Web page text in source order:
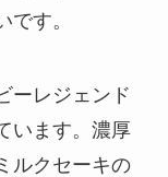
す。
ーレジェンド
います。濃厚
ルクセーキの